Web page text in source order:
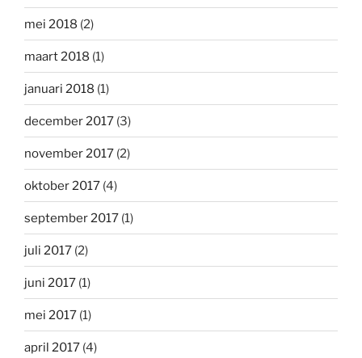
mei 2018 (2)
maart 2018 (1)
januari 2018 (1)
december 2017 (3)
november 2017 (2)
oktober 2017 (4)
september 2017 (1)
juli 2017 (2)
juni 2017 (1)
mei 2017 (1)
april 2017 (4)